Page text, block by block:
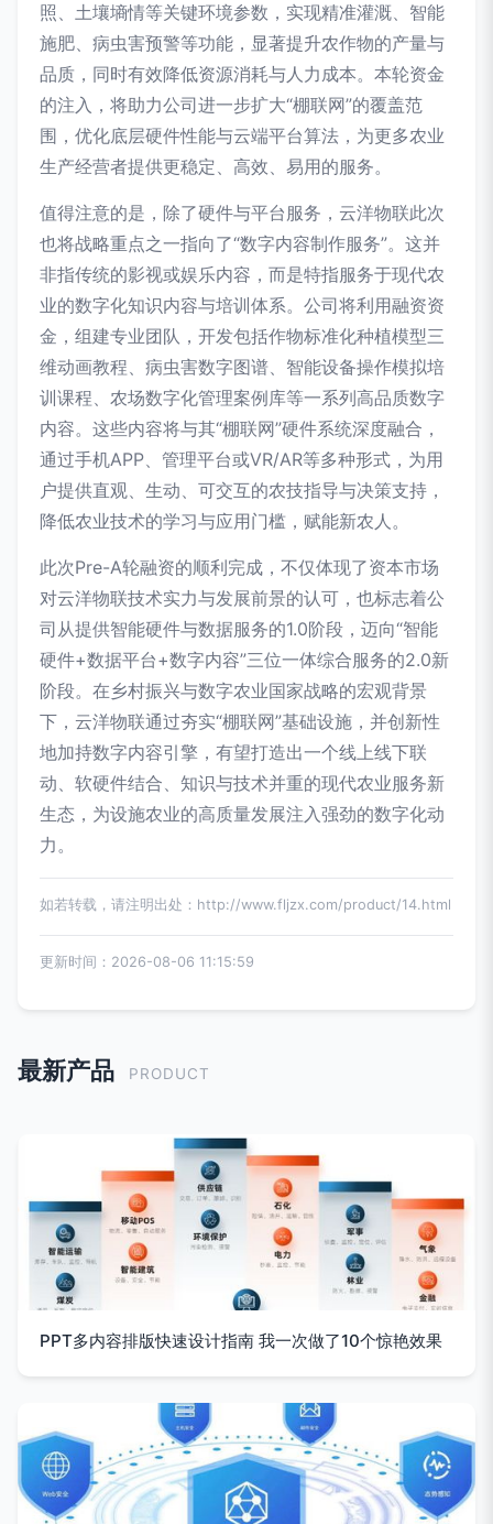
照、土壤墒情等关键环境参数，实现精准灌溉、智能
施肥、病虫害预警等功能，显著提升农作物的产量与
品质，同时有效降低资源消耗与人力成本。本轮资金
的注入，将助力公司进一步扩大“棚联网”的覆盖范
围，优化底层硬件性能与云端平台算法，为更多农业
生产经营者提供更稳定、高效、易用的服务。
值得注意的是，除了硬件与平台服务，云洋物联此次
也将战略重点之一指向了“数字内容制作服务”。这并
非指传统的影视或娱乐内容，而是特指服务于现代农
业的数字化知识内容与培训体系。公司将利用融资资
金，组建专业团队，开发包括作物标准化种植模型三
维动画教程、病虫害数字图谱、智能设备操作模拟培
训课程、农场数字化管理案例库等一系列高品质数字
内容。这些内容将与其“棚联网”硬件系统深度融合，
通过手机APP、管理平台或VR/AR等多种形式，为用
户提供直观、生动、可交互的农技指导与决策支持，
降低农业技术的学习与应用门槛，赋能新农人。
此次Pre-A轮融资的顺利完成，不仅体现了资本市场
对云洋物联技术实力与发展前景的认可，也标志着公
司从提供智能硬件与数据服务的1.0阶段，迈向“智能
硬件+数据平台+数字内容”三位一体综合服务的2.0新
阶段。在乡村振兴与数字农业国家战略的宏观背景
下，云洋物联通过夯实“棚联网”基础设施，并创新性
地加持数字内容引擎，有望打造出一个线上线下联
动、软硬件结合、知识与技术并重的现代农业服务新
生态，为设施农业的高质量发展注入强劲的数字化动
力。
如若转载，请注明出处：http://www.fljzx.com/product/14.html
更新时间：2026-08-06 11:15:59
最新产品 PRODUCT
PPT多内容排版快速设计指南 我一次做了10个惊艳效果